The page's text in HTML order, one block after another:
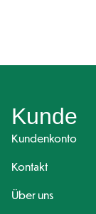
Kunde
Kundenkonto
Kontakt
Über uns